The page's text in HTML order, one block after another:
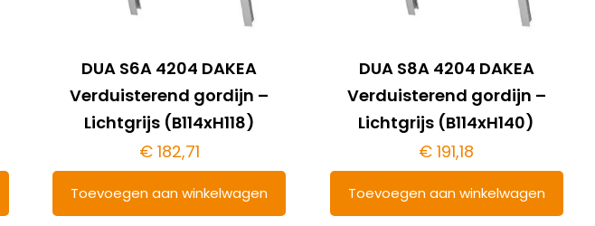
DUA S6A 4204 DAKEA
Verduisterend gordijn –
Lichtgrijs (B114xH118)
€182,71
Toevoegen aan winkelwagen
DUA S8A 4204 DAKEA
Verduisterend gordijn –
Lichtgrijs (B114xH140)
€ 191,18
Toevoegen aan winkelwagen